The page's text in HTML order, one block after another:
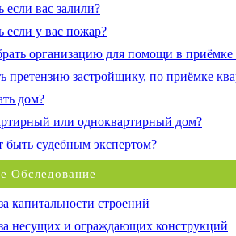
если вас залили?
если у вас пожар?
организацию для помощи в приёмке
претензию застройщику, по приёмке
дом?
или одноквартирный дом?
быть судебным экспертом?
Обследование
капитальности строений
несущих и ограждающих конструкций